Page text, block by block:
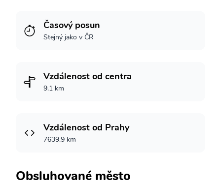
Časový posun
Stejný jako v ČR
Vzdálenost od centra
9.1 km
Vzdálenost od Prahy
7639.9 km
Obsluhované město